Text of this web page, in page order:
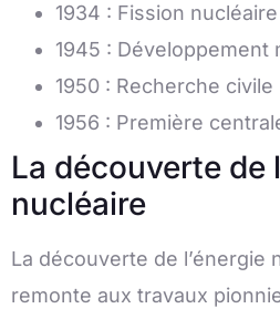
1934 : Fission nucléaire
1945 : Développement
1950 : Recherche civile
1956 : Première
La découverte de
nucléaire
La découverte de l’énergie
remonte aux travaux